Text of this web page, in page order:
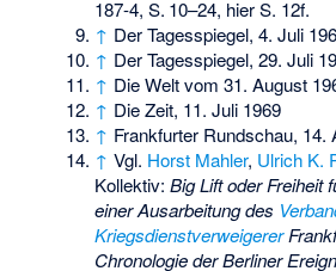
187-4,S. 10–24, hier S. 12f.
↑ Der Tagesspiegel, 4. Juli
↑ Der Tagesspiegel, 29. Juli
↑ Die Welt vom 31. August
↑ Die Zeit, 11. Juli 1969
↑ Frankfurter Rundschau, 14.
↑ Vgl. Horst Mahler, Ulrich K.
Kollektiv:Big Lift oder Freiheit
einer Ausarbeitung des
Kriegsdienstverweigerer
Chronologie der Berliner